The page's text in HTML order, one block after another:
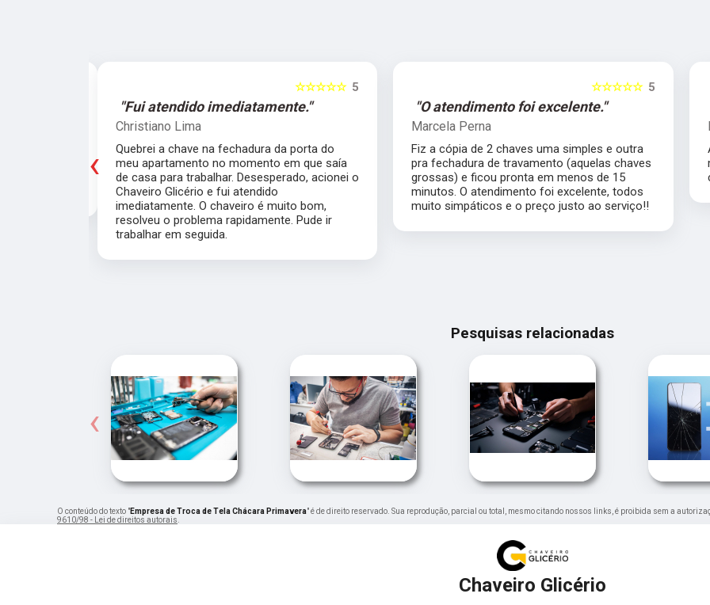
5
☆☆☆☆☆
"O atendimento foi excelente."
Marcela Perna
Fiz a cópia de 2 chaves uma simples e outra
pra fechadura de travamento (aquelas chaves
grossas) e ficou pronta em menos de 15
minutos. O atendimento foi excelente, todos
muito simpáticos e o preço justo ao serviço!!
5
☆☆☆☆☆
"Ótimo profissional."
Lea Inhauser
Atendimento impecável, ótimo profissional
merece muito mais que 5 estrelas com
certeza.
‹
‹
Chaveiro Glicério